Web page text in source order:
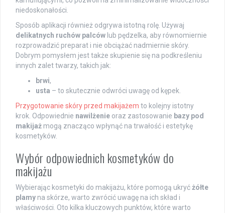
niedoskonałości.
Sposób aplikacji również odgrywa istotną rolę. Używaj
delikatnych ruchów palców lub pędzelka, aby równomiernie
rozprowadzić preparat i nie obciążać nadmiernie skóry.
Dobrym pomysłem jest także skupienie się na podkreśleniu
innych zalet twarzy, takich jak:
brwi,
usta – to skutecznie odwróci uwagę od kępek.
Przygotowanie skóry przed makijażem to kolejny istotny
krok. Odpowiednie nawilżenie oraz zastosowanie bazy pod
makijaż mogą znacząco wpłynąć na trwałość i estetykę
kosmetyków.
Wybór odpowiednich kosmetyków do
makijażu
Wybierając kosmetyki do makijażu, które pomogą ukryćżółte
plamy na skórze, warto zwrócić uwagę na ich skład i
właściwości. Oto kilka kluczowych punktów, które warto